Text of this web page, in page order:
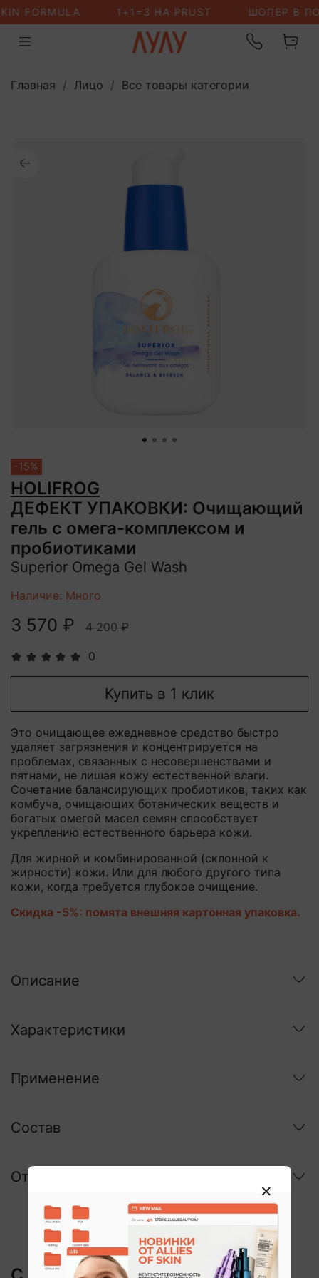
Главная Лицо Все товары категории
-15%
0
HOLIFROG
ДЕФЕКТ УПАКОВКИ: Очищающий
гель с омега-комплексом и
пробиотиками
Superior Omega Gel Wash
Наличие: Много
3 570 ₽ 4 200 ₽
Купить в 1 клик
Это очищающее ежедневное средство быстро
удаляет загрязнения и концентрируется на
проблемах, связанных с несовершенствами и
пятнами, не лишая кожу естественной влаги.
Сочетание балансирующих пробиотиков, таких как
комбуча, очищающих ботанических веществ и
богатых омегой масел семян способствует
укреплению естественного барьера кожи.
Для жирной и комбинированной (склонной к
жирности) кожи. Или для любого другого типа
кожи, когда требуется глубокое очищение.
Скидка -5%: помята внешняя картонная упаковка.
Описание
Характеристики
Применение
Состав
Отзывы